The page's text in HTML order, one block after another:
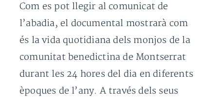
Com es pot llegir al comunicat de
l’abadia, el documental mostrarà com
és la vida quotidiana dels monjos de la
comunitat benedictina de Montserrat
durant les 24 hores del dia en diferents
èpoques de l’any. A través dels seus